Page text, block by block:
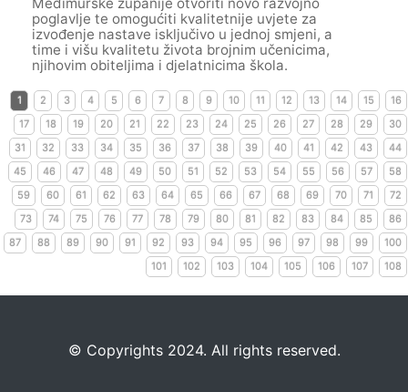
poglavlje te omogućiti kvalitetnije uvjete za
izvođenje nastave isključivo u jednoj smjeni, a
time i višu kvalitetu života brojnim učenicima,
njihovim obiteljima i djelatnicima škola.
1 2 3 4 5 6 7 8 9 10 11 12 13 14 15
16
17
18 19 20 21 22 23 24 25 26 27 28 29
30
31
32 33 34 35 36 37 38 39 40 41 42 43
44
45
46 47 48 49 50 51 52 53 54 55 56 57
58
59
60 61 62 63 64 65 66 67 68 69 70 71
72
73
74 75 76 77 78 79 80 81 82 83 84 85
86
87
88 89 90 91 92 93 94 95 96 97 98 99
100
101
102 103 104 105 106 107 108
©️ Copyrights 2024. All rights reserved.